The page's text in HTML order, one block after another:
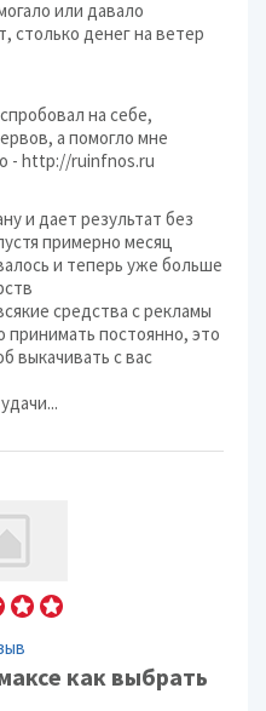
или давало
столько денег на ветер
на себе,
а помогло мне
- http://ruinfnos.ru
и дает результат без
примерно месяц
и теперь уже больше
средства с рекламы
принимать постоянно, это
выкачивать с вас
как выбрать